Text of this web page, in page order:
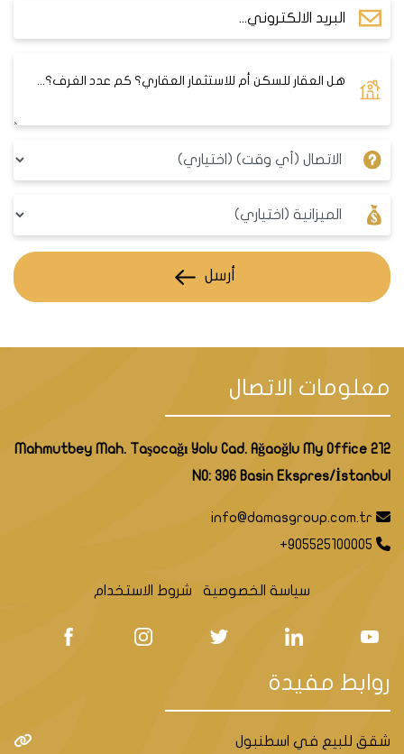
منطقة بيرم باشا هي منطقة مغرية للمستثمرين
والمقيمين.
ومتنوعة.
تضمنها مشاريع التحول الحضري التي تهدف إلى تطوير البنية
التحتية والعمرانية للمنطقة.
تقدمها خدمات ومرافق عامة عالية الجودة مثل المدارس
والجامعات والمستشفيات والمولات والأسواق.
أرسل
معلومات الاتصال
Mahmutbey Mah. Taşocağı Yolu Cad. Ağaoğlu My Office 212
NO: 396 Basin Ekspres/İstanbul
info@damasgroup.com.tr
+905525100005
سياسة الخصوصية شروط الاستخدام
روابط مفيدة
شقق للبيع في اسطنبول